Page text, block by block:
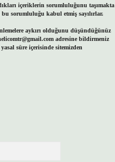
içeriklerin sorumluluğunu taşımakta
sorumluluğu kabul etmiş sayılırlar.
aykırı olduğunu düşündüğünüz
adresine bildirmeniz
süre içerisinde sitemizden